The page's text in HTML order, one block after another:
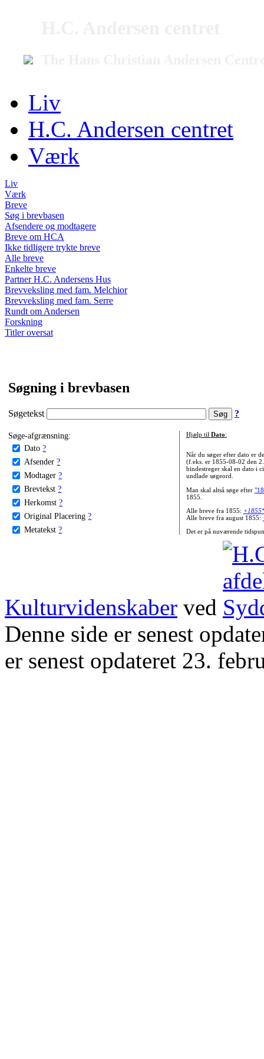
Liv
H.C. Andersen centret
Værk
Liv
Værk
Breve
Søg i brevbasen
Afsendere og modtagere
Breve om HCA
Ikke tidligere trykte breve
Alle breve
Enkelte breve
Partner H.C. Andersens Hus
Brevveksling med fam. Melchior
Brevveksling med fam. Serre
Rundt om Andersen
Forskning
Titler oversat
Søgning i brevbasen
Søgetekst ?
Søge-afgrænsning:
Dato ?
Afsender ?
Modtager ?
Brevtekst ?
Herkomst ?
Original Placering ?
Metatekst ?
Hjælp til Dato:
Når du søger efter dato er
(f.eks. er 1855-08-02 den
bindestreger skal en dato i
undlade søgeord.
Man skal altså søge efter
1855.
Alle breve fra 1855:
Alle breve fra august 1855:
Det er på nuværende
Kulturvidenskaber ved
Denne side er senest
er senest opdateret 23.